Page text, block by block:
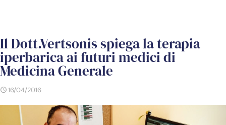
Il Dott.Vertsonis spiega la terapia
iperbarica ai futuri medici di
Medicina Generale
16/04/2016